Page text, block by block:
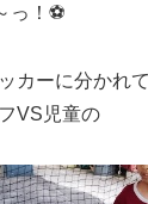
っ！⚽
カーに分かれ
VS児童の